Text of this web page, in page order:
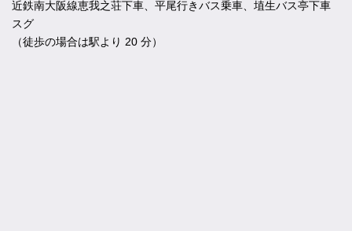
近鉄南大阪線恵我之荘下車、平尾行きバス乗車、埴生バス亭下車
スグ
（徒歩の場合は駅より 20 分）